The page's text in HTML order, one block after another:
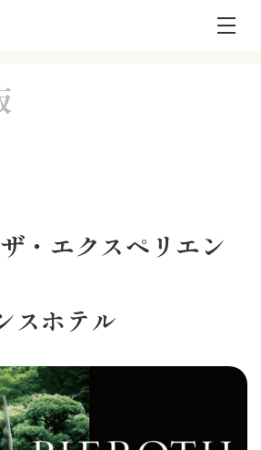
・エクスペリエン
スホテル